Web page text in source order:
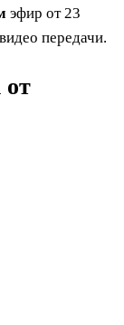
эфир от 23
передачи.